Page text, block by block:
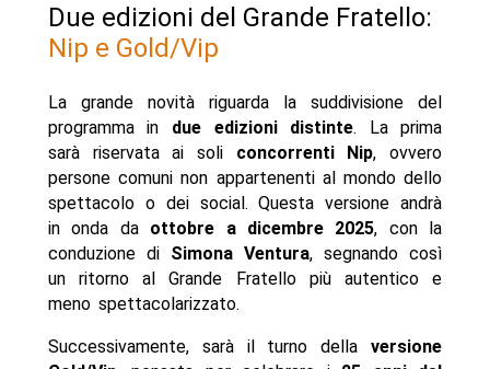
Due edizioni del Grande Fratello:
Nip e Gold/Vip
La grande novità riguarda la suddivisione del
programma in due edizioni distinte. La prima
sarà riservata ai soli concorrenti Nip, ovvero
persone comuni non appartenenti al mondo dello
spettacolo o dei social. Questa versione andrà
in onda da ottobre a dicembre 2025, con la
conduzione di Simona Ventura, segnando così
un ritorno al Grande Fratello più autentico e
meno spettacolarizzato.
Successivamente, sarà il turno dellaversione